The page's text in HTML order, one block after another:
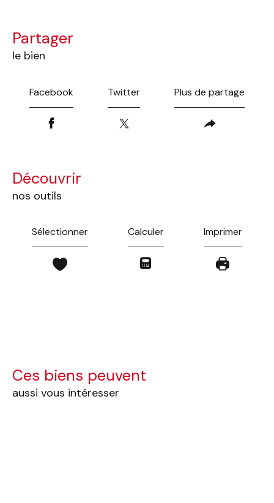
partager
le bien
Facebook Twitter Plus de partage
découvrir
nos outils
Sélectionner Calculer Imprimer
Ces biens peuvent
aussi vous intéresser